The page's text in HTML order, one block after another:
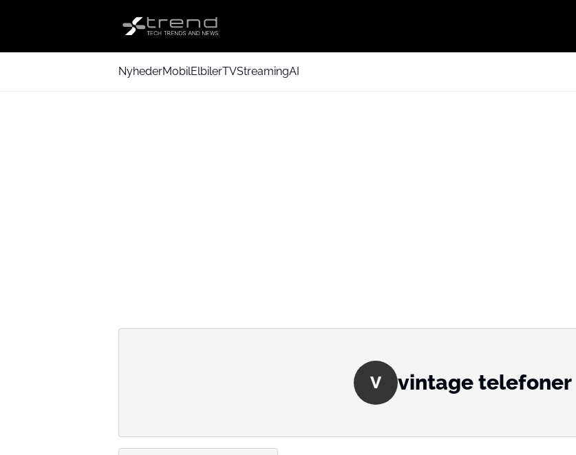
NyhederMobilElbilerTVStreamingAI
V vintage telefoner